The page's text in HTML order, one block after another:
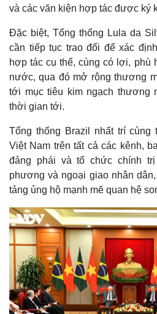
và các văn kiện hợp tác được ký
Đặc biệt, Tổng thống Lula da
cần tiếp tục trao đổi để xác
hợp tác cụ thể, cùng có lợi, phù
nước, qua đó mở rộng thương
tới mục tiêu kim ngạch thương
thời gian tới.
Tổng thống Brazil nhất trí
Việt Nam trên tất cả các kênh,
đảng phái và tổ chức chính
phương và ngoại giao nhân
tảng ủng hộ mạnh mẽ quan hệ